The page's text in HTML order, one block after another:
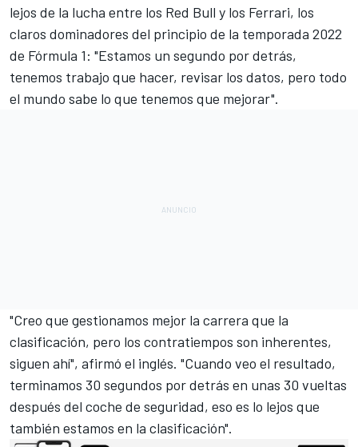
lejos de la lucha entre los Red Bull y los Ferrari, los
claros dominadores del principio de la temporada 2022
de Fórmula 1: "Estamos un segundo por detrás,
tenemos trabajo que hacer, revisar los datos, pero todo
el mundo sabe lo que tenemos que mejorar".
"Creo que gestionamos mejor la carrera que la
clasificación, pero los contratiempos son inherentes,
siguen ahí", afirmó el inglés. "Cuando veo el resultado,
terminamos 30 segundos por detrás en unas 30 vueltas
después del coche de seguridad, eso es lo lejos que
también estamos en la clasificación".